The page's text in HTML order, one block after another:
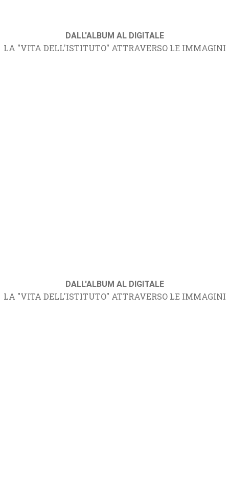
DALL'ALBUM AL DIGITALE
LA "VITA DELL'ISTITUTO" ATTRAVERSO LE IMMAGINI
DALL'ALBUM AL DIGITALE
LA "VITA DELL'ISTITUTO" ATTRAVERSO LE IMMAGINI